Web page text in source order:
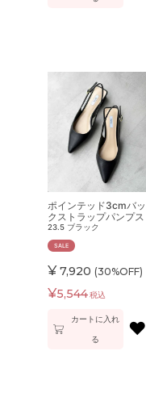
ポインテッド3cmバッ
クストラップパンプス
23.5 ブラック
SALE
¥ 7,920 (30%OFF)
¥5,544税込
カートに入れ
る ♥